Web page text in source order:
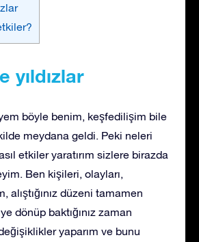
yıldızlar
böyle benim, keşfedilişim bile
meydana geldi. Peki neleri
etkiler yaratırım sizlere birazda
Ben kişileri, olayları,
alıştığınız düzeni tamamen
dönüp baktığınız zaman
yaparım ve bunu